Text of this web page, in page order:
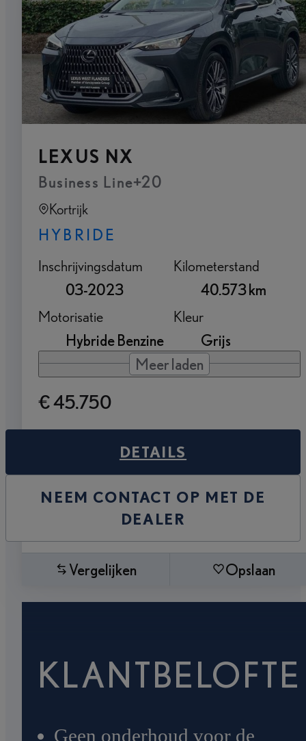
LEXUS NX
Business Line+20
Kortrijk
HYBRIDE
Inschrijvingsdatum
03-2023
Kilometerstand
40.573 km
Motorisatie
Hybride Benzine
Kleur
Grijs
Meer laden
€ 45.750
DETAILS
NEEM CONTACT OP MET DE
DEALER
Vergelijken Opslaan
KLANTBELOFTE
Geen onderhoud voor de